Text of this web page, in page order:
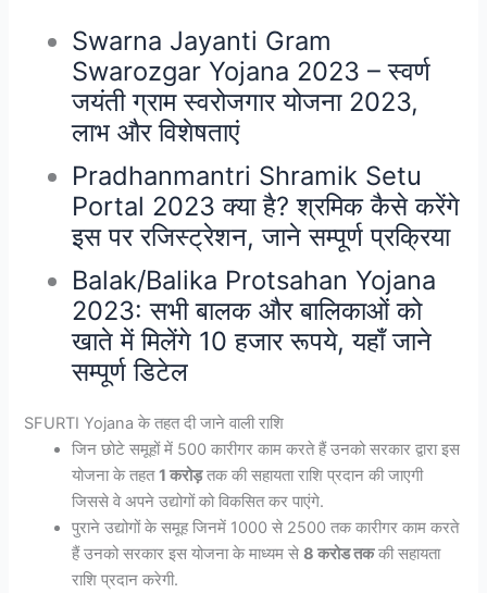
Swarna Jayanti Gram
Swarozgar Yojana 2023 – स्वर्ण
जयंती ग्राम स्वरोजगार योजना 2023,
लाभ और विशेषताएं
Pradhanmantri Shramik Setu
Portal 2023 क्या है? श्रमिक कैसे करेंगे
इस पर रजिस्ट्रेशन, जाने सम्पूर्ण प्रक्रिया
Balak/Balika Protsahan Yojana
2023: सभी बालक और बालिकाओं को
खाते में मिलेंगे 10 हजार रूपये, यहाँ जाने
सम्पूर्ण डिटेल
SFURTI Yojana के तहत दी जाने वाली राशि
जिन छोटे समूहों में 500 कारीगर काम करते हैं उनको सरकार द्वारा इस
योजना के तहत1 करोड़तक की सहायता राशि प्रदान की जाएगी
जिससे वे अपने उद्योगों को विकसित कर पाएंगे.
पुराने उद्योगों के समूह जिनमें 1000 से 2500 तक कारीगर काम करते
हैं उनको सरकार इस योजना के माध्यम से8 करोड तककी सहायता
राशि प्रदान करेगी.